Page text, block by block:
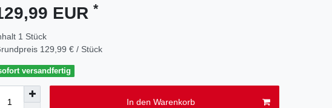
EUR *
1 Stück
129,99 € / Stück
versandfertig
In den Warenkorb